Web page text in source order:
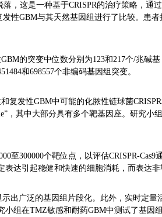
，这是一种基于CRISPR的治疗策略，通
性GBM与其天然基因组进行了比较。患
的突变中位数分别为123和217个/兆碱
和698557个非编码基因组突变。
复发性GBM中可能的化脓性链球菌
，其中大部分具有多个靶基因座。研究小
至300000个靶位点，以评估CRISPR-
表达引起稳健和快速的细胞消耗，而表达非
示出广泛的基因组片段化。此外，实时定
组在TMZ敏感和耐药GBM中测试了基因组